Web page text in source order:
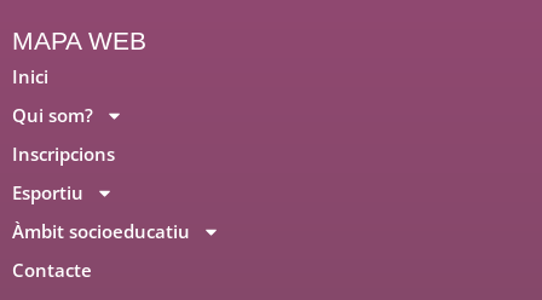
MAPA WEB
Inici
Qui som?
Inscripcions
Esportiu
Àmbit socioeducatiu
Contacte